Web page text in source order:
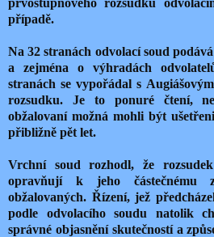
případě.
Na 32 stranách odvolací soud
a zejména o výhradách
stranách se vypořádal s
rozsudku. Je to ponuré čtení,
obžalovaní možná mohli být
přibližně pět let.
Vrchní soud rozhodl, že
opravňují k jeho částečnému
obžalovaných. Řízení, jež
podle odvolacího soudu natolik
správné objasnění skutečností a